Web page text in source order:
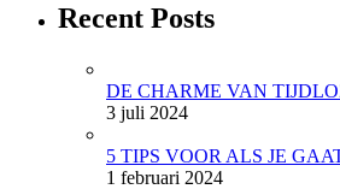
Recent Posts
DE CHARME VAN
3 juli 2024
5 TIPS VOOR ALS JE
1 februari 2024